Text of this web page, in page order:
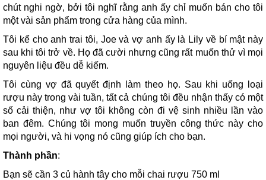
chút nghi ngờ, bởi tôi nghĩ rằng anh ấy chỉ muốn bán cho tôi
một vài sản phẩm trong cửa hàng của mình.
Tôi kể cho anh trai tôi, Joe và vợ anh ấy là Lily về bí mật này
sau khi tôi trở về. Họ đã cười nhưng cũng rất muốn thử vì mọi
nguyên liệu đều dễ kiếm.
Tôi cùng vợ đã quyết định làm theo họ. Sau khi uống loại
rượu này trong vài tuần, tất cả chúng tôi đều nhận thấy có một
số cải thiện, như vợ tôi không còn đi vệ sinh nhiều lần vào
ban đêm. Chúng tôi mong muốn truyền công thức này cho
mọi người, và hi vọng nó cũng giúp ích cho bạn.
Thành phần:
Bạn sẽ cần 3 củ hành tây cho mỗi chai rượu 750 ml